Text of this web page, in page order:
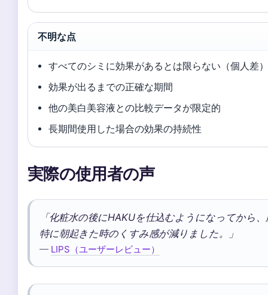
不明な点
すべてのシミに効果があるとは限らない（個人差
効果が出るまでの正確な期間
他の美白美容液との比較データが限定的
長期間使用した場合の効果の持続性
実際の使用者の声
「化粧水の後にHAKUを仕込むようになってから
特に朝起きた時のくすみ感が減りました。」
— LIPS（ユーザーレビュー）